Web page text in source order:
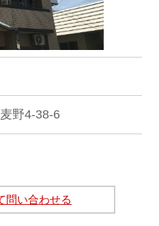
野4-38-6
問い合わせる